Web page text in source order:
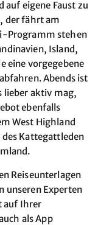
eigene Faust zu
der fährt am
Programm stehen
Island,
eine vorgegebene
Abends ist
lieber aktiv mag,
ebenfalls
West Highland
Kattegattleden
Reiseunterlagen
unseren Experten
auf Ihrer
als App